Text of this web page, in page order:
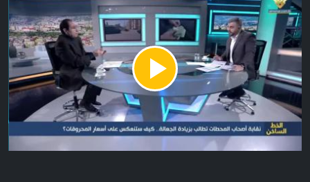
Play
Video